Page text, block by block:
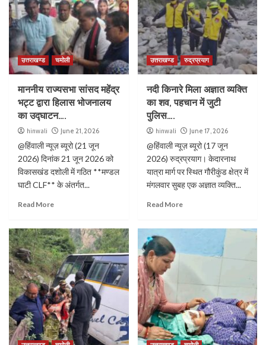
उत्तराखण्ड चमोली
माननीय राज्यसभा सांसद महेंद्र
भट्ट द्वारा हिलास भोजनालय
का उद्घाटन….
hinwali June 21, 2026
@हिंवाली न्यूज़ ब्यूरो (21 जून
2026) दिनांक 21 जून 2026 को
विकासखंड दशोली में गठित **मण्डल
घाटी CLF** के अंतर्गत...
Read More
उत्तराखण्ड रुद्रप्रयाग
नदी किनारे मिला अज्ञात व्यक्ति
का शव, पहचान में जुटी
पुलिस….
hinwali June 17, 2026
@हिंवाली न्यूज़ ब्यूरो (17 जून
2026) रुद्रप्रयाग। केदारनाथ
यात्रा मार्ग पर स्थित गौरीकुंड क्षेत्र में
मंगलवार सुबह एक अज्ञात व्यक्ति...
Read More